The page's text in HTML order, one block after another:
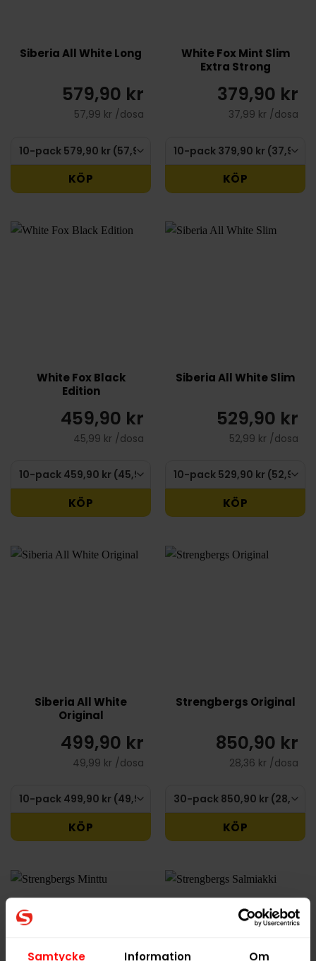
Samtycke Information Om
Siberia All White Long
579,90 kr
57,99 kr /dosa
KÖP
White Fox Mint Slim
Extra Strong
379,90 kr
37,99 kr /dosa
KÖP
White Fox Black
Edition
459,90 kr
45,99 kr /dosa
KÖP
Siberia All White Slim
529,90 kr
52,99 kr /dosa
KÖP
Siberia All White
Original
499,90 kr
49,99 kr /dosa
KÖP
Strengbergs Original
850,90 kr
28,36 kr /dosa
KÖP